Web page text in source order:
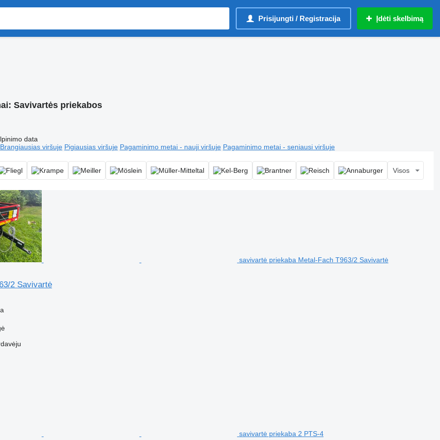
Prisijungti / Registracija Įdėti skelbimą
Savivartės priekabos
data
Brangiausias viršuje Pigiausias viršuje Pagaminimo metai - nauji viršuje Pagaminimo metai - seniausi viršuje
Visos
savivartė priekaba Metal-Fach T963/2 Savivartė
2 Savivartė
savivartė priekaba 2 PTS-4